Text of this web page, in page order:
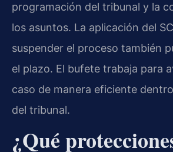
programación del tribunal y la
los asuntos. La aplicación del
suspender el proceso también
el plazo. El bufete trabaja para
caso de manera eficiente
del tribunal.
¿Qué